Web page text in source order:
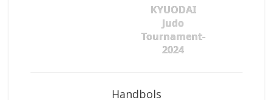
KYUODAI
Judo
Tournament-
2024
Handbols